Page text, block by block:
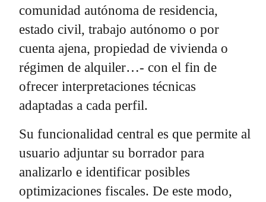
comunidad autónoma de residencia,
estado civil, trabajo autónomo o por
cuenta ajena, propiedad de vivienda o
régimen de alquiler…- con el fin de
ofrecer interpretaciones técnicas
adaptadas a cada perfil.
Su funcionalidad central es que permite al
usuario adjuntar su borrador para
analizarlo e identificar posibles
optimizaciones fiscales. De este modo,